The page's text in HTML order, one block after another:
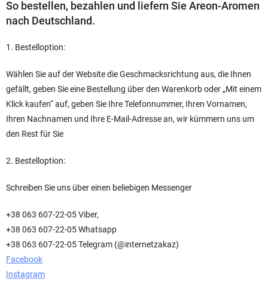
So bestellen, bezahlen und liefern Sie Areon-Aromen
nach Deutschland.
1. Bestelloption:
Wählen Sie auf der Website die Geschmacksrichtung aus, die Ihnen
gefällt, geben Sie eine Bestellung über den Warenkorb oder „Mit einem
Klick kaufen“ auf, geben Sie Ihre Telefonnummer, Ihren Vornamen,
Ihren Nachnamen und Ihre E-Mail-Adresse an, wir kümmern uns um
den Rest für Sie
2. Bestelloption:
Schreiben Sie uns über einen beliebigen Messenger
+38 063 607-22-05 Viber,
+38 063 607-22-05 Whatsapp
+38 063 607-22-05 Telegram (@internetzakaz)
Facebook
Instagram